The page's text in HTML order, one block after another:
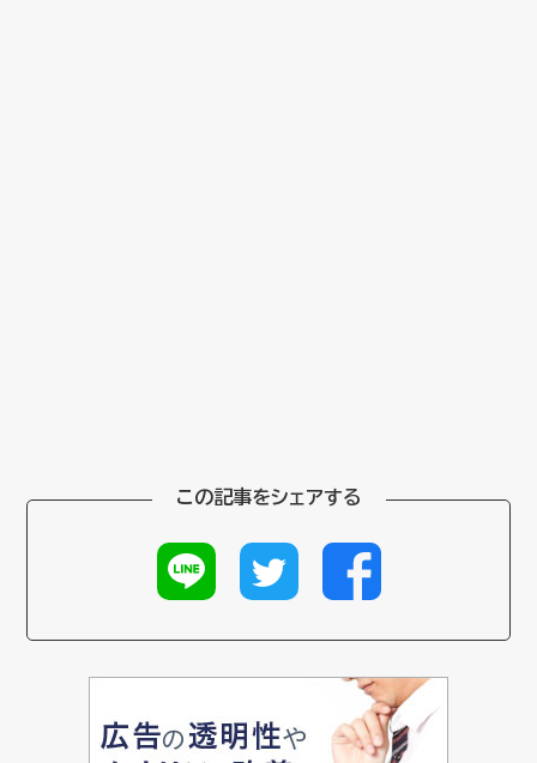
この記事をシェアする